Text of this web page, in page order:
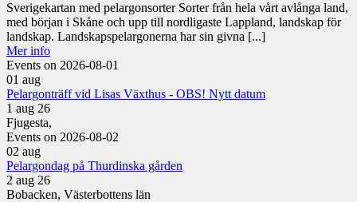
Sverigekartan med pelargonsorter Sorter från hela vårt avlånga land,
med början i Skåne och upp till nordligaste Lappland, landskap för
landskap. Landskapspelargonerna har sin givna [...]
Mer info
Events on 2026-08-01
01 aug
Pelargonträff vid Lisas Växthus - OBS! Nytt datum
1 aug 26
Fjugesta,
Events on 2026-08-02
02 aug
Pelargondag på Thurdinska gården
2 aug 26
Bobacken, Västerbottens län